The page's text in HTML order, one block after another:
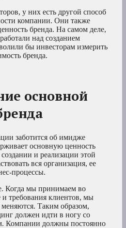
у них есть другой способ
компании. Они также
бренда. На самом деле,
над созданием
бы инвесторам измерить
бренда.
основной
заботится об имидже
основную ценность
и реализации этой
вся организация, ее
процессы.
Когда мы принимаем во
требования клиентов, мы
Таким образом,
должен идти в ногу со
Компании должны постоянно